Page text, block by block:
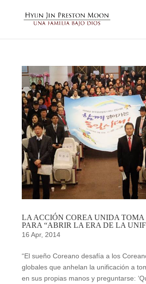
LA ACCIÓN COREA UNIDA
PARA “ABRIR LA ERA DE LA
16 Apr, 2014
“El sueño Coreano desafía a los
globales que anhelan la unificación a
en sus propias manos y preguntarse: